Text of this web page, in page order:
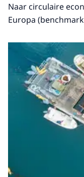
Naar circulaire
Europa